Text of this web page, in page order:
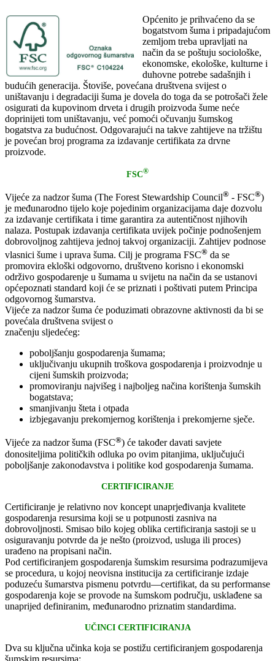
Općenito je prihvaćeno da se
bogatstvom šuma i pripadajućom
zemljom treba upravljati na
način da se poštuju sociološke,
ekonomske, ekološke, kulturne i
duhovne potrebe sadašnjih i
budućih generacija. Štoviše, povećana društvena svijest o
uništavanju i degradaciji šuma je dovela do toga da se potrošači žele
osigurati da kupovinom drveta i drugih proizvoda šume neće
doprinijeti tom uništavanju, već pomoći očuvanju šumskog
bogatstva za budućnost. Odgovarajući na takve zahtijeve na tržištu
je povećan broj programa za izdavanje certifikata za drvne
proizvode.
FSC®
Vijeće za nadzor šuma (The Forest Stewardship Council® - FSC®)
je međunarodno tijelo koje pojedinim organizacijama daje dozvolu
za izdavanje certifikata i time garantira za autentičnost njihovih
nalaza. Postupak izdavanja certifikata uvijek počinje podnošenjem
dobrovoljnog zahtijeva jednoj takvoj organizaciji. Zahtijev podnose
vlasnici šume i uprava šuma. Cilj je programa FSC® da se
promovira ekloški odgovorno, društveno korisno i ekonomski
održivo gospodarenje u šumama u svijetu na način da se ustanovi
općepoznati standard koji će se priznati i poštivati putem Principa
odgovornog šumarstva.
Vijeće za nadzor šuma će poduzimati obrazovne aktivnosti da bi se
povećala društvena svijest o
značenju sljedećeg:
poboljšanju gospodarenja šumama;
uključivanju ukupnih troškova gospodarenja i proizvodnje u
cijeni šumskih proizvoda;
promoviranju najvišeg i najboljeg načina korištenja šumskih
bogatstava;
smanjivanju šteta i otpada
izbjegavanju prekomjernog korištenja i prekomjerne sječe.
Vijeće za nadzor šuma (FSC®) će također davati savjete
donositeljima političkih odluka po ovim pitanjima, uključujući
poboljšanje zakonodavstva i politike kod gospodarenja šumama.
CERTIFICIRANJE
Certificiranje je relativno nov koncept unaprjeđivanja kvalitete
gospodarenja resursima koji se u potpunosti zasniva na
dobrovoljnosti. Smisao bilo kojeg oblika certificiranja sastoji se u
osiguravanju potvrde da je nešto (proizvod, usluga ili proces)
urađeno na propisani način.
Pod certificiranjem gospodarenja šumskim resursima podrazumijeva
se procedura, u kojoj neovisna institucija za certificiranje izdaje
poduzeću šumarstva pismenu potvrdu—certifikat, da su performanse
gospodarenja koje se provode na šumskom području, usklađene sa
unaprijed definiranim, međunarodno priznatim standardima.
UČINCI CERTIFICIRANJA
Dva su ključna učinka koja se postižu certificiranjem gospodarenja
šumskim resursima: